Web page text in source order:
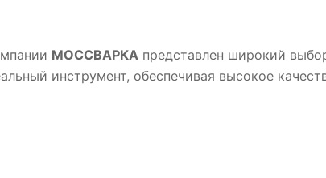
МОССВАРКА представлен широкий
инструмент, обеспечивая высокое